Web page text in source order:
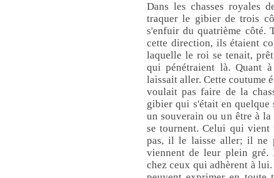
Dans les chasses royales
traquer le gibier de trois
s'enfuir du quatrième côté.
cette direction, ils étaient
laquelle le roi se tenait,
qui pénétraient là. Quant
laissait aller. Cette coutume
voulait pas faire de la
gibier qui s'était en
un souverain ou un être à
se tournent. Celui qui
pas, il le laisse aller; il ne
viennent de leur plein
chez ceux qui adhèrent à